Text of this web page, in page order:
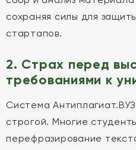
сохраняя силы для
стартапов.
2. Страх перед
требованиями к
Система
строгой. Многие
перефразирование